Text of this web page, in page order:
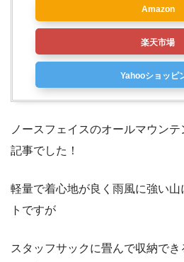
Amazon
楽天市場
Yahooショッピ
ノースフェイスのオールマウン
記事でした！
軽量で着心地が良く雨風に強い
トですが
スタッフサックに畳んで収納で